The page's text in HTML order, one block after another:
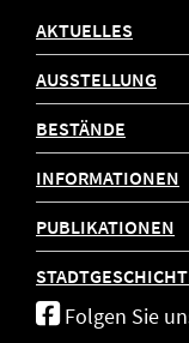
AKTUELLES
AUSSTELLUNG
BESTÄNDE
INFORMATIONEN
PUBLIKATIONEN
Folgen Sie